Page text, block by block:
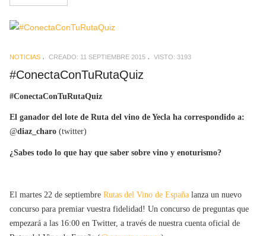
NOTICIAS CREADO: 11 SEPTIEMBRE 2015 VISTO: 3193
#ConectaConTuRutaQuiz
#ConectaConTuRutaQuiz
El ganador del lote de Ruta del vino de Yecla ha correspondido a:
@diaz_charo (twitter)
¿Sabes todo lo que hay que saber sobre vino y enoturismo?
El martes 22 de septiembre Rutas del Vino de España lanza un nuevo
concurso para premiar vuestra fidelidad! Un concurso de preguntas que
empezará a las 16:00 en Twitter, a través de nuestra cuenta oficial de